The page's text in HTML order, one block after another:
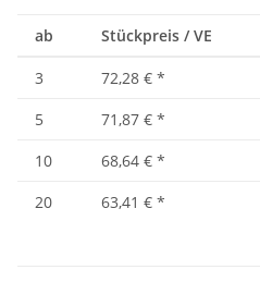
ab Stückpreis / VE
3 72,28 € *
5
71,87 € *
10
68,64 € *
20
63,41 € *